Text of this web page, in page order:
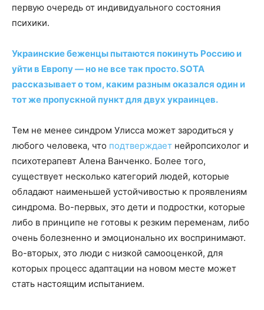
первую очередь от индивидуального состояния
психики.
Украинские беженцы пытаются покинуть Россию и
уйти в Европу — но не все так просто. SOTA
рассказывает о том, каким разным оказался один и
тот же пропускной пункт для двух украинцев.
Тем не менее синдром Улисса может зародиться у
любого человека, что подтверждает нейропсихолог и
психотерапевт Алена Ванченко. Более того,
существует несколько категорий людей, которые
обладают наименьшей устойчивостью к проявлениям
синдрома. Во-первых, это дети и подростки, которые
либо в принципе не готовы к резким переменам, либо
очень болезненно и эмоционально их воспринимают.
Во-вторых, это люди с низкой самооценкой, для
которых процесс адаптации на новом месте может
стать настоящим испытанием.